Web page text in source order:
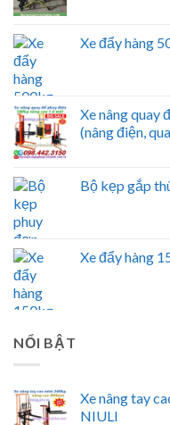
Xe đẩy hàng
Xe nâng quay
(nâng điện,
Bộ kẹp gắp
Xe đẩy hàng
NỔI BẬT
Xe nâng tay
NIULI